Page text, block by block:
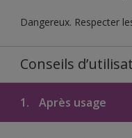
Dangereux. Respecter
Conseils
1. Après usage